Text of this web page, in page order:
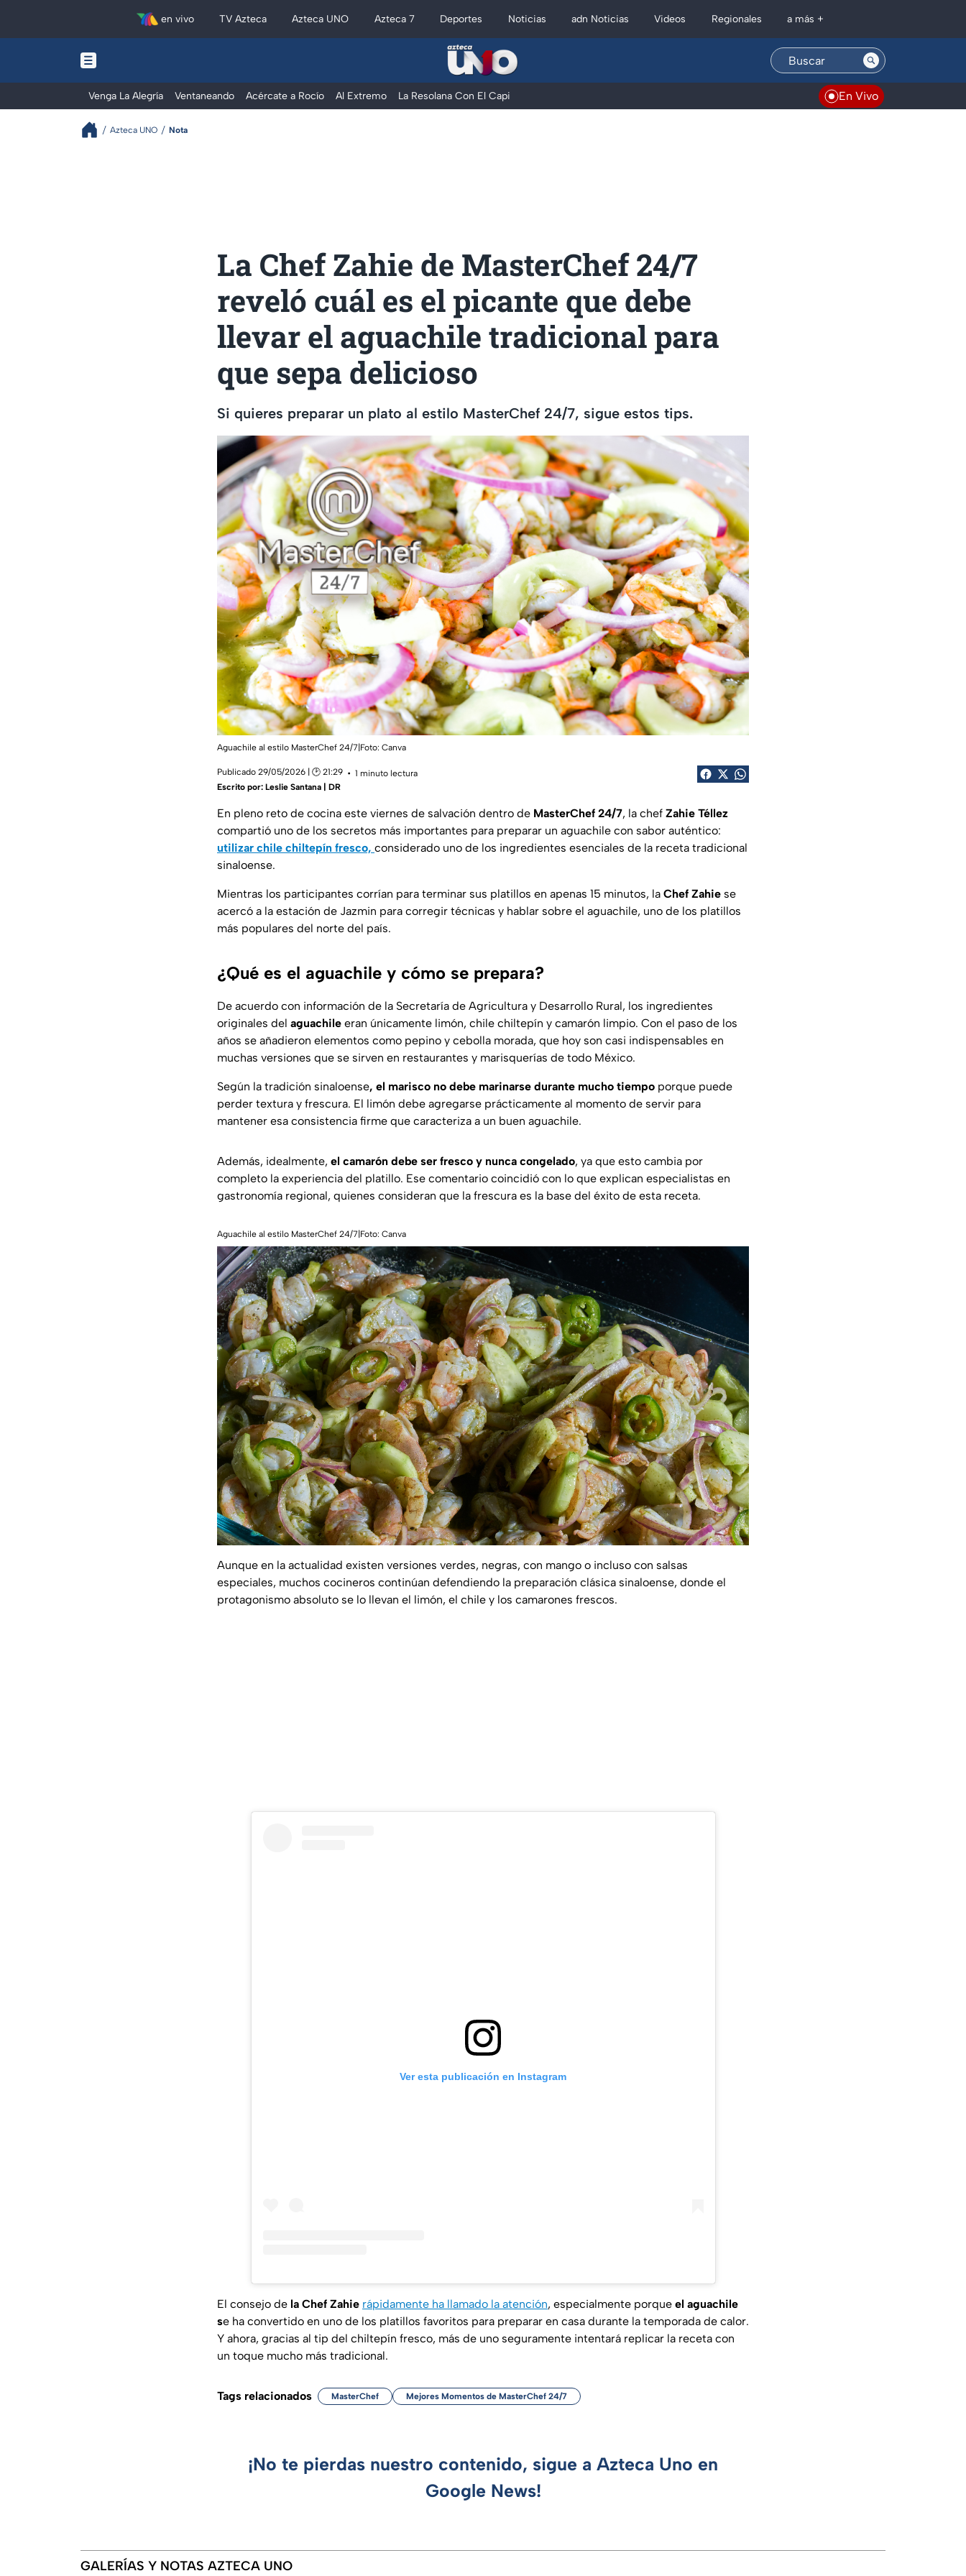
en vivo TV Azteca Azteca UNO Azteca 7 Deportes Noticias adn Noticias Videos Regionales a más +
Venga La Alegría Ventaneando Acércate a Rocío Al Extremo La Resolana Con El Capi En Vivo
Azteca UNO Nota
La Chef Zahie de MasterChef 24/7
reveló cuál es el picante que debe
llevar el aguachile tradicional para
que sepa delicioso
Si quieres preparar un plato al estilo MasterChef 24/7, sigue estos tips.
Aguachile al estilo MasterChef 24/7|Foto: Canva
Publicado 29/05/2026 | 🕑 21:29
1 minuto lectura
Escrito por: Leslie Santana | DR
En pleno reto de cocina este viernes de salvación dentro de MasterChef 24/7, la chef Zahie Téllez
compartió uno de los secretos más importantes para preparar un aguachile con sabor auténtico:
utilizar chile chiltepín fresco, considerado uno de los ingredientes esenciales de la receta tradicional
sinaloense.
Mientras los participantes corrían para terminar sus platillos en apenas 15 minutos, la Chef Zahie se
acercó a la estación de Jazmin para corregir técnicas y hablar sobre el aguachile, uno de los platillos
más populares del norte del país.
¿Qué es el aguachile y cómo se prepara?
De acuerdo con información de la Secretaría de Agricultura y Desarrollo Rural, los ingredientes
originales del aguachile eran únicamente limón, chile chiltepín y camarón limpio. Con el paso de los
años se añadieron elementos como pepino y cebolla morada, que hoy son casi indispensables en
muchas versiones que se sirven en restaurantes y marisquerías de todo México.
Según la tradición sinaloense, el marisco no debe marinarse durante mucho tiempo porque puede
perder textura y frescura. El limón debe agregarse prácticamente al momento de servir para
mantener esa consistencia firme que caracteriza a un buen aguachile.
Además, idealmente, el camarón debe ser fresco y nunca congelado, ya que esto cambia por
completo la experiencia del platillo. Ese comentario coincidió con lo que explican especialistas en
gastronomía regional, quienes consideran que la frescura es la base del éxito de esta receta.
Aguachile al estilo MasterChef 24/7|Foto: Canva
Aunque en la actualidad existen versiones verdes, negras, con mango o incluso con salsas
especiales, muchos cocineros continúan defendiendo la preparación clásica sinaloense, donde el
protagonismo absoluto se lo llevan el limón, el chile y los camarones frescos.
Ver esta publicación en Instagram
El consejo de la Chef Zahie rápidamente ha llamado la atención, especialmente porque el aguachile
se ha convertido en uno de los platillos favoritos para preparar en casa durante la temporada de calor.
Y ahora, gracias al tip del chiltepín fresco, más de uno seguramente intentará replicar la receta con
un toque mucho más tradicional.
Tags relacionados MasterChef Mejores Momentos de MasterChef 24/7
¡No te pierdas nuestro contenido, sigue a Azteca Uno en
Google News!
GALERÍAS Y NOTAS AZTECA UNO